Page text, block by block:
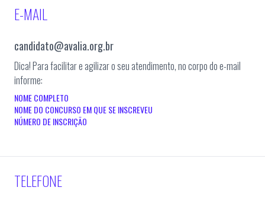
E-MAIL
candidato@avalia.org.br
Dica! Para facilitar e agilizar o seu atendimento, no corpo do e-mail
informe:
NOME COMPLETO
NOME DO CONCURSO EM QUE SE INSCREVEU
NÚMERO DE INSCRIÇÃO
TELEFONE